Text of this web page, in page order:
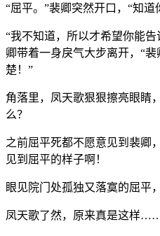
“屈平。”裴卿突然开口，“知道
“我不知道，所以才希望你能
卿带着一身戾气大步离开，“
楚！”
角落里，凤天歌狠狠擦亮眼睛
么？
之前屈平死都不愿意见到裴卿
见到屈平的样子啊！
眼见院门处孤独又落寞的屈平
凤天歌了然，原来真是这样